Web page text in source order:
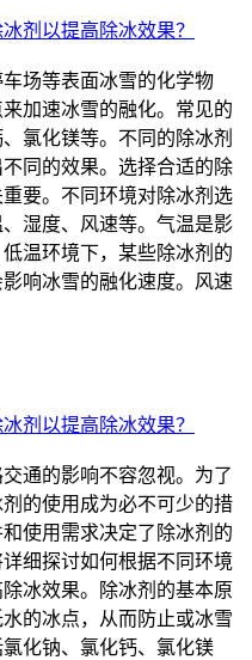
剂以提高除冰效果？
场等表面冰雪的化学物
加速冰雪的融化。常见的
氯化镁等。不同的除冰剂
同的效果。选择合适的除
要。不同环境对除冰剂选
湿度、风速等。气温是影
温环境下，某些除冰剂的
响冰雪的融化速度。风速
剂以提高除冰效果？
通的影响不容忽视。为了
的使用成为必不可少的措
使用需求决定了除冰剂的
细探讨如何根据不同环境
冰效果。除冰剂的基本原
的冰点，从而防止或冰雪
化钠、氯化钙、氯化镁